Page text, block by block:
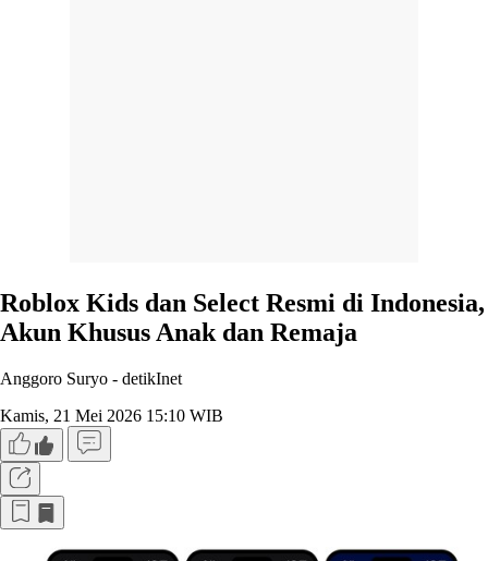
Roblox Kids dan Select Resmi di Indonesia,
Akun Khusus Anak dan Remaja
Anggoro Suryo - detikInet
Kamis, 21 Mei 2026 15:10 WIB